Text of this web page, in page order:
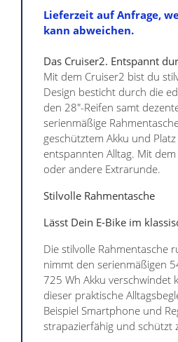
Lieferzeit auf Anfrage,
kann abweichen.
Das Cruiser2. Entspannt
Mit dem Cruiser2 bist du
Design besticht durch die
den 28"-Reifen samt
serienmäßige
geschütztem Akku und
entspannten Alltag. Mit
oder andere Extrarunde.
Stilvolle Rahmentasche
Lässt Dein E-Bike im
Die stilvolle Rahmentasche
nimmt den serienmäßigen
725 Wh Akku verschwindet
dieser praktische
Beispiel Smartphone und
strapazierfähig und schützt